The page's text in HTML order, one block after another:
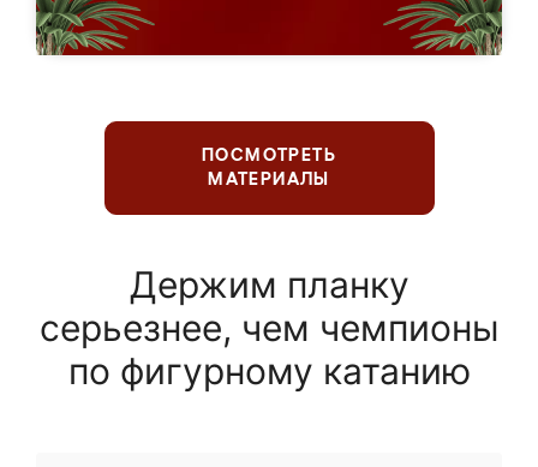
ПОСМОТРЕТЬ
МАТЕРИАЛЫ
Держим планку
серьезнее, чем чемпионы
по фигурному катанию